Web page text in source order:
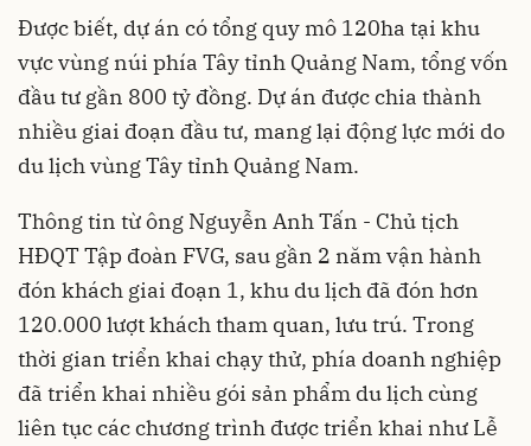
Được biết, dự án có tổng quy mô 120ha tại khu
vực vùng núi phía Tây tỉnh Quảng Nam, tổng vốn
đầu tư gần 800 tỷ đồng. Dự án được chia thành
nhiều giai đoạn đầu tư, mang lại động lực mới do
du lịch vùng Tây tỉnh Quảng Nam.
Thông tin từ ông Nguyễn Anh Tấn - Chủ tịch
HĐQT Tập đoàn FVG, sau gần 2 năm vận hành
đón khách giai đoạn 1, khu du lịch đã đón hơn
120.000 lượt khách tham quan, lưu trú. Trong
thời gian triển khai chạy thử, phía doanh nghiệp
đã triển khai nhiều gói sản phẩm du lịch cùng
liên tục các chương trình được triển khai như Lễ